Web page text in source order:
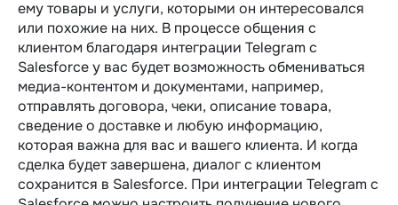
ему товары и услуги, которыми он интересовался
или похожие на них. В процессе общения с
клиентом благодаря интеграции Telegram c
Salesforce у вас будет возможность обмениваться
медиа-контентом и документами, например,
отправлять договора, чеки, описание товара,
сведение о доставке и любую информацию,
которая важна для вас и вашего клиента. И когда
сделка будет завершена, диалог с клиентом
сохранится в Salesforce. При интеграции Telegram c